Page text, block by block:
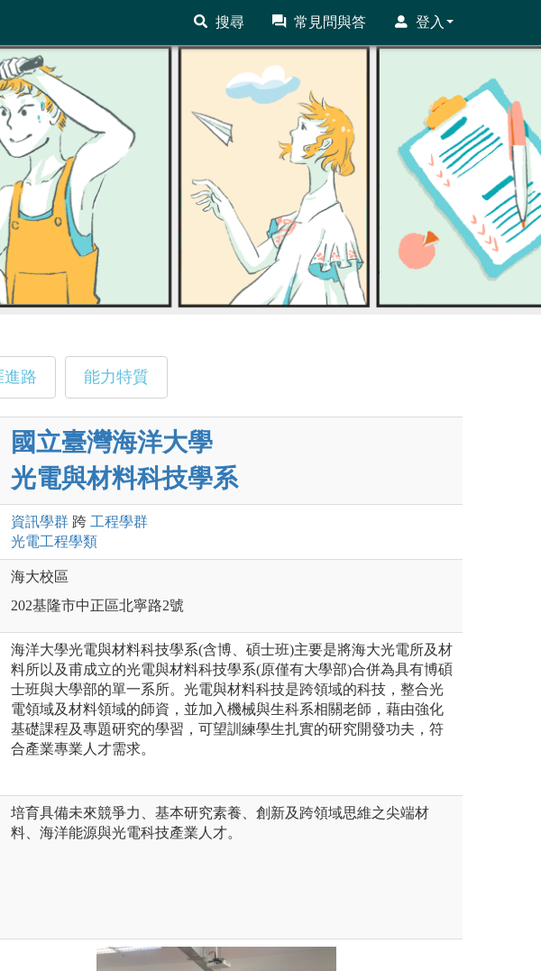
搜尋 常見問與答 登入
進路 能力特質
國立臺灣海洋大學
光電與材料科技學系
資訊學群 跨 工程學群
光電工程學類
海大校區
202基隆市中正區北寧路2號
海洋大學光電與材料科技學系(含博、碩士班)主要是將海大光電所及材
料所以及甫成立的光電與材料科技學系(原僅有大學部)合併為具有博碩
士班與大學部的單一系所。光電與材料科技是跨領域的科技，整合光
電領域及材料領域的師資，並加入機械與生科系相關老師，藉由強化
基礎課程及專題研究的學習，可望訓練學生扎實的研究開發功夫，符
合產業專業人才需求。
培育具備未來競爭力、基本研究素養、創新及跨領域思維之尖端材
料、海洋能源與光電科技產業人才。